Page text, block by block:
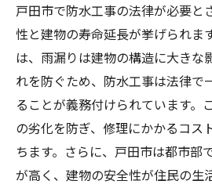
ン
防水工事の義務を果た
法律に基づく防水工事
戸田市における防水工
防水工事の法的ガイド
防水工事の必要性を再確認:
きこと
戸田市で防水工事の法律が必要と
性と建物の寿命延長が挙げられま
は、雨漏りは建物の構造に大きな
れを防ぐため、防水工事は法律で
ることが義務付けられています。
の劣化を防ぎ、修理にかかるコス
ちます。さらに、戸田市は都市部
が高く、建物の安全性が住民の生